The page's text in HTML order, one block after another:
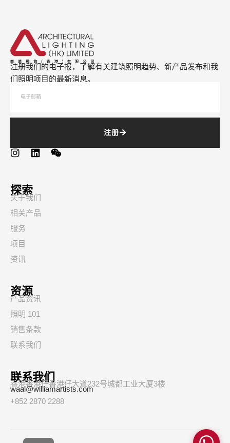
注册我们的电子报，了解有关建筑照明趋势、新产品发布和我
们照明项目的最新消息。
注册
探索
关于我们
相关产品
服务
项目
资讯
资源
产品资讯
照明 101
销售条款
联系我们
联系我们
香港香港仔香港仔大道232号城都工业大厦3楼
waal@williamartists.com
+852 2870 2288